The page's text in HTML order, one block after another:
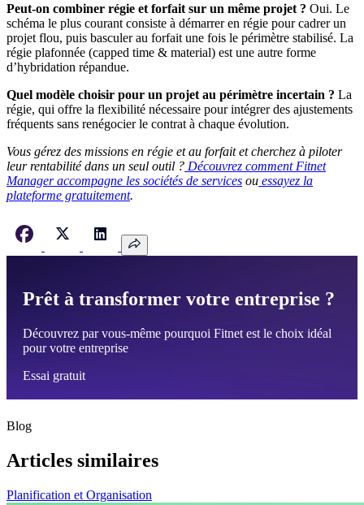
Peut-on combiner régie et forfait sur un même projet ? Oui. Le
schéma le plus courant consiste à démarrer en régie pour cadrer un
projet flou, puis basculer au forfait une fois le périmètre stabilisé. La
régie plafonnée (capped time & material) est une autre forme
d’hybridation répandue.
Quel modèle choisir pour un projet au périmètre incertain ? La
régie, qui offre la flexibilité nécessaire pour intégrer des ajustements
fréquents sans renégocier le contrat à chaque évolution.
Vous gérez des missions en régie et au forfait et cherchez à piloter
leur rentabilité dans un seul outil ? Découvrez comment Fitnet
Manager accompagne les sociétés de services ou essayez la
plateforme gratuitement.
Prêt à transformer votre entreprise ?
Découvrez par vous-même pourquoi Fitnet est le choix idéal
pour votre entreprise
Essai gratuit
Blog
Articles similaires
Planification et Organisation